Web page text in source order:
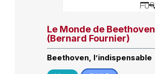
Le Monde de Beethoven
(Bernard Fournier)
Beethoven, l’indispensable